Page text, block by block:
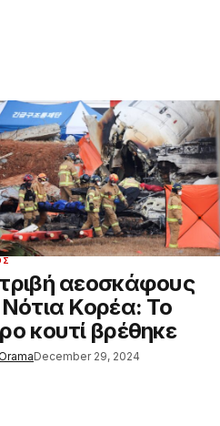
αεοσκάφους
Κορέα: Το
κουτί βρέθηκε
December 29, 2024